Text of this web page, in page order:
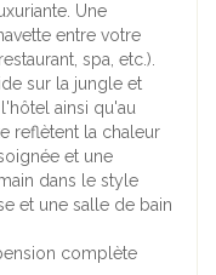
Une
entre votre
spa, etc.).
sur la jungle et
ainsi qu'au
reflètent la chaleur
et une
dans le style
et une salle de bain
complète